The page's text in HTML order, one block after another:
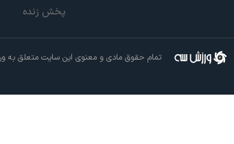
پخش زنده
تمام حقوق مادی و معنوی این سایت متعلق به